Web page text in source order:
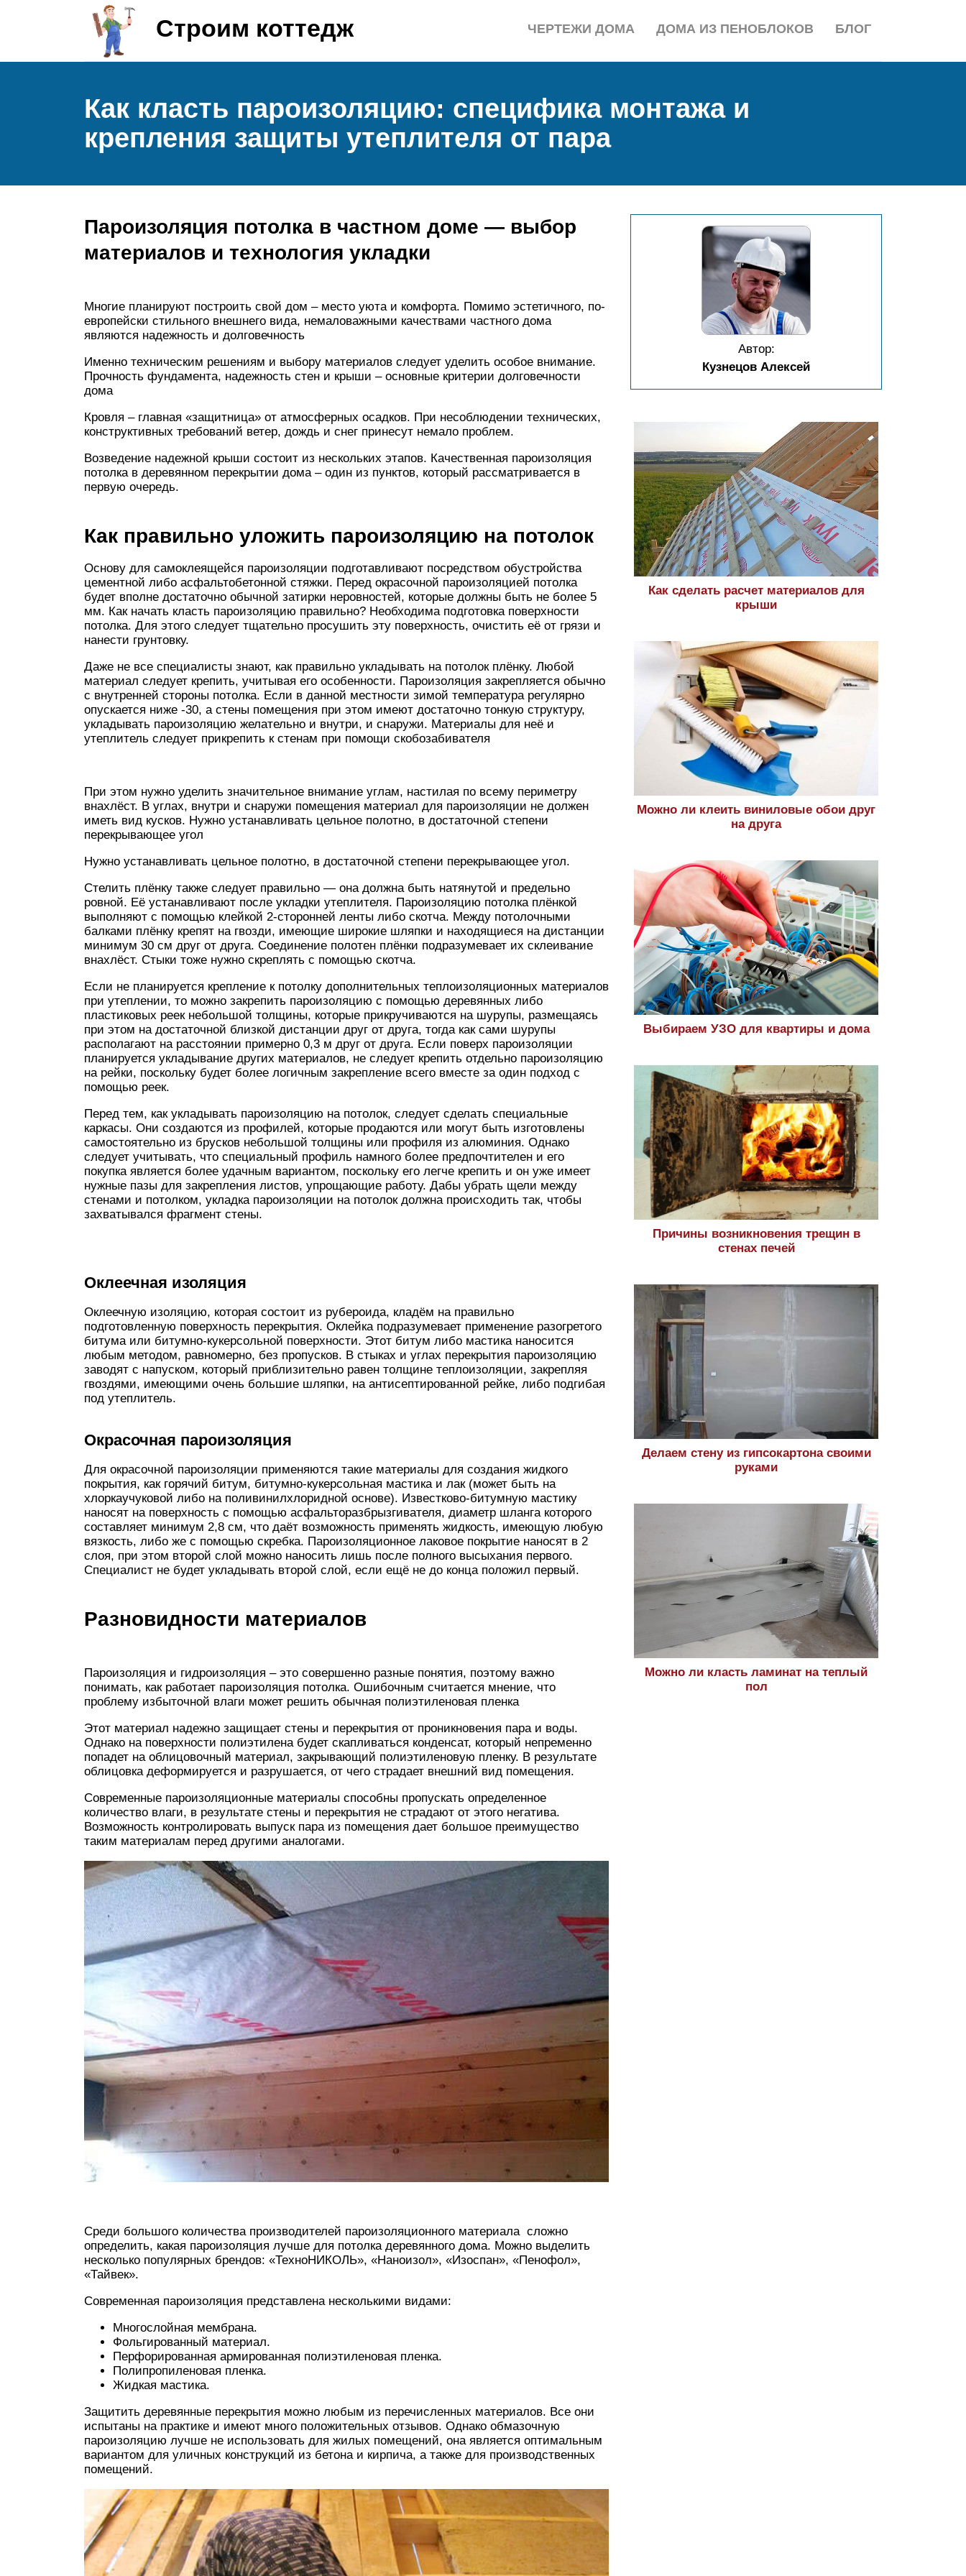
Строим коттедж БЛОГ
ДОМА ИЗ ПЕНОБЛОКОВ
ЧЕРТЕЖИ ДОМА
Как класть пароизоляцию: специфика монтажа и
крепления защиты утеплителя от пара
Пароизоляция потолка в частном доме — выбор
материалов и технология укладки
Многие планируют построить свой дом – место уюта и комфорта. Помимо эстетичного, по-
европейски стильного внешнего вида, немаловажными качествами частного дома
являются надежность и долговечность
Именно техническим решениям и выбору материалов следует уделить особое внимание.
Прочность фундамента, надежность стен и крыши – основные критерии долговечности
дома
Кровля – главная «защитница» от атмосферных осадков. При несоблюдении технических,
конструктивных требований ветер, дождь и снег принесут немало проблем.
Возведение надежной крыши состоит из нескольких этапов. Качественная пароизоляция
потолка в деревянном перекрытии дома – один из пунктов, который рассматривается в
первую очередь.
Как правильно уложить пароизоляцию на потолок
Основу для самоклеящейся пароизоляции подготавливают посредством обустройства
цементной либо асфальтобетонной стяжки. Перед окрасочной пароизоляцией потолка
будет вполне достаточно обычной затирки неровностей, которые должны быть не более 5
мм. Как начать класть пароизоляцию правильно? Необходима подготовка поверхности
потолка. Для этого следует тщательно просушить эту поверхность, очистить её от грязи и
нанести грунтовку.
Даже не все специалисты знают, как правильно укладывать на потолок плёнку. Любой
материал следует крепить, учитывая его особенности. Пароизоляция закрепляется обычно
с внутренней стороны потолка. Если в данной местности зимой температура регулярно
опускается ниже -30, а стены помещения при этом имеют достаточно тонкую структуру,
укладывать пароизоляцию желательно и внутри, и снаружи. Материалы для неё и
утеплитель следует прикрепить к стенам при помощи скобозабивателя
При этом нужно уделить значительное внимание углам, настилая по всему периметру
внахлёст. В углах, внутри и снаружи помещения материал для пароизоляции не должен
иметь вид кусков. Нужно устанавливать цельное полотно, в достаточной степени
перекрывающее угол
Нужно устанавливать цельное полотно, в достаточной степени перекрывающее угол.
Стелить плёнку также следует правильно — она должна быть натянутой и предельно
ровной. Её устанавливают после укладки утеплителя. Пароизоляцию потолка плёнкой
выполняют с помощью клейкой 2-сторонней ленты либо скотча. Между потолочными
балками плёнку крепят на гвозди, имеющие широкие шляпки и находящиеся на дистанции
минимум 30 см друг от друга. Соединение полотен плёнки подразумевает их склеивание
внахлёст. Стыки тоже нужно скреплять с помощью скотча.
Если не планируется крепление к потолку дополнительных теплоизоляционных материалов
при утеплении, то можно закрепить пароизоляцию с помощью деревянных либо
пластиковых реек небольшой толщины, которые прикручиваются на шурупы, размещаясь
при этом на достаточной близкой дистанции друг от друга, тогда как сами шурупы
располагают на расстоянии примерно 0,3 м друг от друга. Если поверх пароизоляции
планируется укладывание других материалов, не следует крепить отдельно пароизоляцию
на рейки, поскольку будет более логичным закрепление всего вместе за один подход с
помощью реек.
Перед тем, как укладывать пароизоляцию на потолок, следует сделать специальные
каркасы. Они создаются из профилей, которые продаются или могут быть изготовлены
самостоятельно из брусков небольшой толщины или профиля из алюминия. Однако
следует учитывать, что специальный профиль намного более предпочтителен и его
покупка является более удачным вариантом, поскольку его легче крепить и он уже имеет
нужные пазы для закрепления листов, упрощающие работу. Дабы убрать щели между
стенами и потолком, укладка пароизоляции на потолок должна происходить так, чтобы
захватывался фрагмент стены.
Оклеечная изоляция
Оклеечную изоляцию, которая состоит из рубероида, кладём на правильно
подготовленную поверхность перекрытия. Оклейка подразумевает применение разогретого
битума или битумно-кукерсольной поверхности. Этот битум либо мастика наносится
любым методом, равномерно, без пропусков. В стыках и углах перекрытия пароизоляцию
заводят с напуском, который приблизительно равен толщине теплоизоляции, закрепляя
гвоздями, имеющими очень большие шляпки, на антисептированной рейке, либо подгибая
под утеплитель.
Окрасочная пароизоляция
Для окрасочной пароизоляции применяются такие материалы для создания жидкого
покрытия, как горячий битум, битумно-кукерсольная мастика и лак (может быть на
хлоркаучуковой либо на поливинилхлоридной основе). Известково-битумную мастику
наносят на поверхность с помощью асфальторазбрызгивателя, диаметр шланга которого
составляет минимум 2,8 см, что даёт возможность применять жидкость, имеющую любую
вязкость, либо же с помощью скребка. Пароизоляционное лаковое покрытие наносят в 2
слоя, при этом второй слой можно наносить лишь после полного высыхания первого.
Специалист не будет укладывать второй слой, если ещё не до конца положил первый.
Разновидности материалов
Пароизоляция и гидроизоляция – это совершенно разные понятия, поэтому важно
понимать, как работает пароизоляция потолка. Ошибочным считается мнение, что
проблему избыточной влаги может решить обычная полиэтиленовая пленка
Этот материал надежно защищает стены и перекрытия от проникновения пара и воды.
Однако на поверхности полиэтилена будет скапливаться конденсат, который непременно
попадет на облицовочный материал, закрывающий полиэтиленовую пленку. В результате
облицовка деформируется и разрушается, от чего страдает внешний вид помещения.
Современные пароизоляционные материалы способны пропускать определенное
количество влаги, в результате стены и перекрытия не страдают от этого негатива.
Возможность контролировать выпуск пара из помещения дает большое преимущество
таким материалам перед другими аналогами.
Среди большого количества производителей пароизоляционного материала сложно
определить, какая пароизоляция лучше для потолка деревянного дома. Можно выделить
несколько популярных брендов: «ТехноНИКОЛЬ», «Наноизол», «Изоспан», «Пенофол»,
«Тайвек».
Современная пароизоляция представлена несколькими видами:
Многослойная мембрана.
Фольгированный материал.
Перфорированная армированная полиэтиленовая пленка.
Полипропиленовая пленка.
Жидкая мастика.
Защитить деревянные перекрытия можно любым из перечисленных материалов. Все они
испытаны на практике и имеют много положительных отзывов. Однако обмазочную
пароизоляцию лучше не использовать для жилых помещений, она является оптимальным
вариантом для уличных конструкций из бетона и кирпича, а также для производственных
помещений.
Автор:
Кузнецов Алексей
Как сделать расчет материалов для
крыши
Можно ли клеить виниловые обои друг
на друга
Выбираем УЗО для квартиры и дома
Причины возникновения трещин в
стенах печей
Делаем стену из гипсокартона своими
руками
Можно ли класть ламинат на теплый
пол